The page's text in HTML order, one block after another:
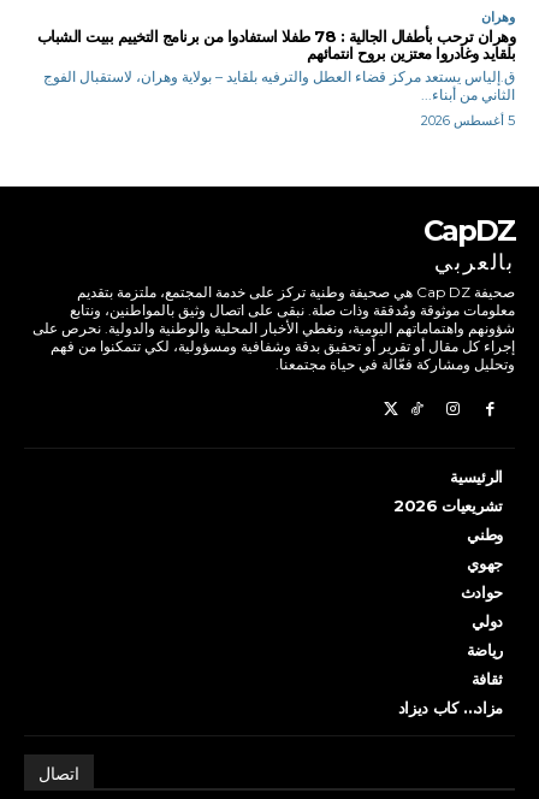
وهران
وهران ترحب بأطفال الجالية : 78 طفلا استفادوا من برنامج التخييم ببيت الشباب
بلقايد وغادروا معتزين بروح انتمائهم
ق.إلياس يستعد مركز قضاء العطل والترفيه بلقايد – بولاية وهران، لاستقبال الفوج
الثاني من أبناء...
5 أغسطس 2026
CapDZ
بالعربي
صحيفة Cap DZ هي صحيفة وطنية تركز على خدمة المجتمع، ملتزمة بتقديم
معلومات موثوقة ومُدققة وذات صلة. نبقى على اتصال وثيق بالمواطنين، ونتابع
شؤونهم واهتماماتهم اليومية، ونغطي الأخبار المحلية والوطنية والدولية. نحرص على
إجراء كل مقال أو تقرير أو تحقيق بدقة وشفافية ومسؤولية، لكي تتمكنوا من فهم
وتحليل ومشاركة فعّالة في حياة مجتمعنا.
الرئيسية
تشريعيات 2026
وطني
جهوي
حوادث
دولي
رياضة
ثقافة
مزاد… كاب ديزاد
اتصال